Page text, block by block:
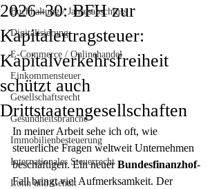
Buchhaltung / Jahresabschluss
Digitalisierung
E-Commerce / Onlinehandel
Einkommensteuer
Gesellschaftsrecht
Gesundheitsbranche
Immobilienbesteuerung
Internationales Steuerrecht
Lohn und Gehalt
2026–30: BFH zur
Kapitalertragsteuer:
Kapitalverkehrsfreiheit
schützt auch
Drittstaatengesellschaften
In meiner Arbeit sehe ich oft, wie
steuerliche Fragen weltweit Unternehmen
beschäftigen. Ein neuer Bundesfinanzhof-
Fall bringt viel Aufmerksamkeit. Der